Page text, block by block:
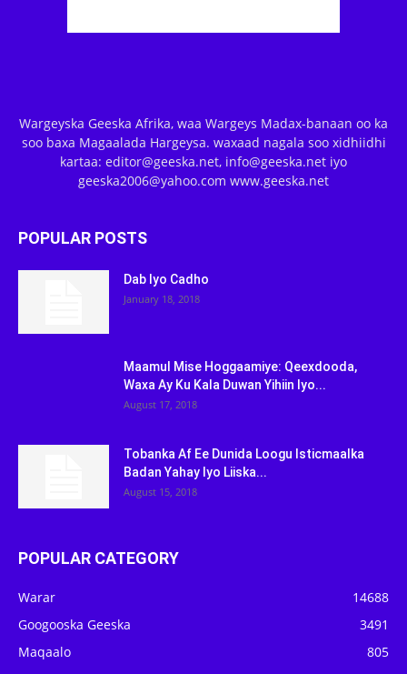
Wargeyska Geeska Afrika, waa Wargeys Madax-banaan oo ka
soo baxa Magaalada Hargeysa. waxaad nagala soo xidhiidhi
kartaa: editor@geeska.net, info@geeska.net iyo
geeska2006@yahoo.com www.geeska.net
POPULAR POSTS
Dab Iyo Cadho
January 18, 2018
Maamul Mise Hoggaamiye: Qeexdooda,
Waxa Ay Ku Kala Duwan Yihiin Iyo...
August 17, 2018
Tobanka Af Ee Dunida Loogu Isticmaalka
Badan Yahay Iyo Liiska...
August 15, 2018
POPULAR CATEGORY
Warar
14688
Googooska Geeska
3491
Maqaalo
805